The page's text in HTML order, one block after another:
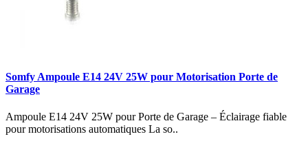
Somfy Ampoule E14 24V 25W pour Motorisation Porte de
Garage
Ampoule E14 24V 25W pour Porte de Garage – Éclairage fiable
pour motorisations automatiques La so..